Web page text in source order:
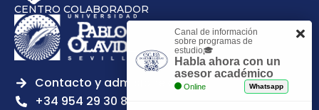
CENTRO COLABORADOR
Contacto y admisiones
+34 954 29 30 81
Canal de información
sobre programas de
estudio🎓
Habla ahora con un
asesor académico
Online Whatsapp